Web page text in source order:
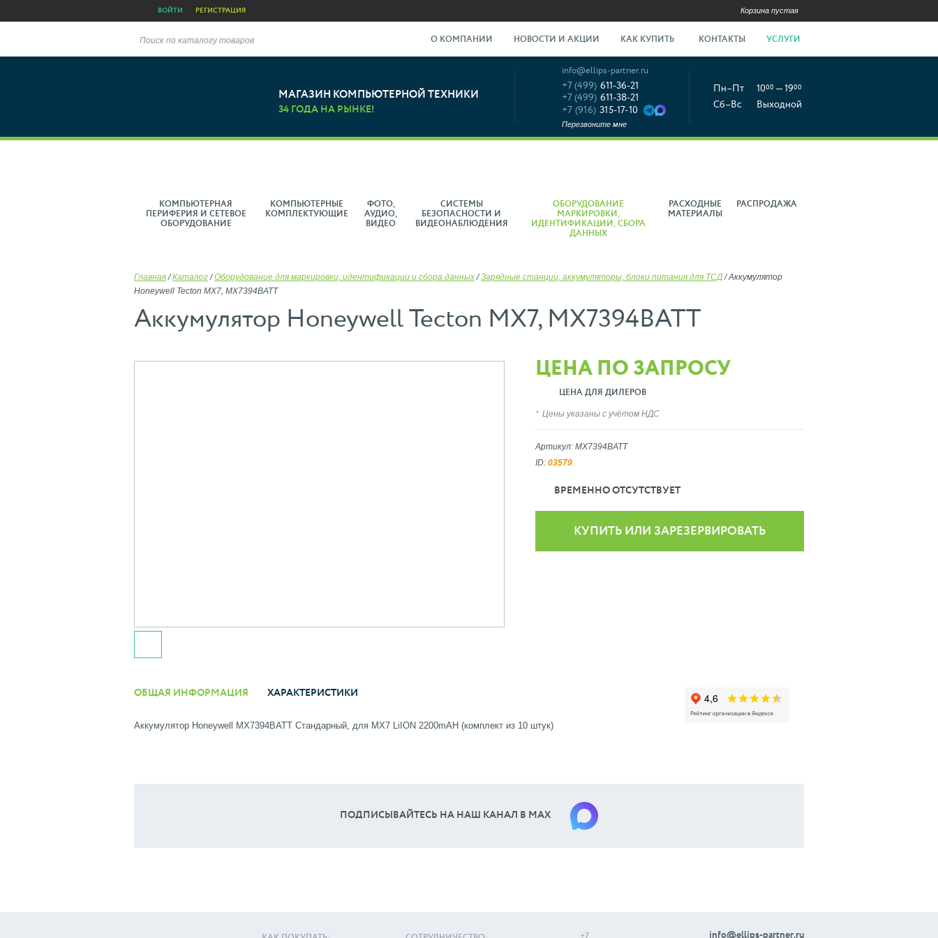
ВОЙТИ РЕГИСТРАЦИЯ Корзина пустая
Поиск по каталогу товаров О КОМПАНИИ НОВОСТИ И АКЦИИ КАК КУПИТЬ КОНТАКТЫ УСЛУГИ
МАГАЗИН КОМПЬЮТЕРНОЙ ТЕХНИКИ
34 ГОДА НА РЫНКЕ!
info@ellips-partner.ru
+7 (499) 611-36-21
+7 (499) 611-38-21
+7 (916) 315-17-10
Перезвоните мне
Пн–Пт 1000 — 1900
Сб–Вс Выходной
КОМПЬЮТЕРНАЯ
ПЕРИФЕРИЯ И СЕТЕВОЕ
ОБОРУДОВАНИЕ
КОМПЬЮТЕРНЫЕ
КОМПЛЕКТУЮЩИЕ
ФОТО,
АУДИО,
ВИДЕО
СИСТЕМЫ
БЕЗОПАСНОСТИ И
ВИДЕОНАБЛЮДЕНИЯ
ОБОРУДОВАНИЕ
МАРКИРОВКИ,
ИДЕНТИФИКАЦИИ, СБОРА
ДАННЫХ
РАСХОДНЫЕ
МАТЕРИАЛЫ
РАСПРОДАЖА
Главная /Каталог /Оборудование для маркировки, идентификации и сбора данных /Зарядные станции, аккумуляторы, блоки питания для ТСД /Аккумулятор
Honeywell Tecton MX7, MX7394BATT
Аккумулятор Honeywell Tecton MX7, MX7394BATT
ЦЕНА ПО ЗАПРОСУ
ЦЕНА ДЛЯ ДИЛЕРОВ
Цены указаны с учётом НДС
Артикул: MX7394BATT
ID: 03579
ВРЕМЕННО ОТСУТСТВУЕТ
КУПИТЬ ИЛИ ЗАРЕЗЕРВИРОВАТЬ
ОБЩАЯ ИНФОРМАЦИЯ ХАРАКТЕРИСТИКИ
Аккумулятор Honeywell MX7394BATT Стандарный, для MX7 LiION 2200mAH (комплект из 10 штук)
ПОДПИСЫВАЙТЕСЬ НА НАШ КАНАЛ В МАХ
info@ellips-partner.ru